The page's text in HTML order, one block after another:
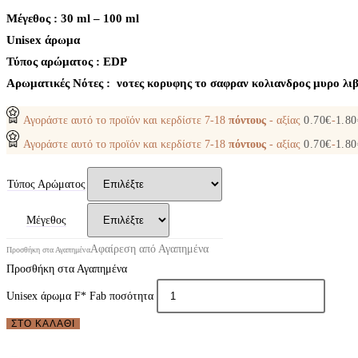
Μέγεθος : 30 ml – 100 ml
Unisex άρωμα
Τύπος αρώματος : ΕDP
Aρωματικές Νότες : νοτες κορυφης το σαφραν κολιανδρος μυρο
Αγοράστε αυτό το προϊόν και κερδίστε 7-18 πόντους - αξίας 0.70€-1.80
Αγοράστε αυτό το προϊόν και κερδίστε 7-18 πόντους - αξίας 0.70€-1.80
Τύπος Αρώματος
Μέγεθος
Προσθήκη στα ΑγαπημέναΑφαίρεση από Αγαπημένα
Προσθήκη στα Αγαπημένα
Unisex άρωμα F* Fab ποσότητα
ΣΤΟ ΚΑΛΆΘΙ